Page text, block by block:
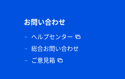
お問い合わせ
ヘルプセンター
総合お問い合わせ
ご意見箱